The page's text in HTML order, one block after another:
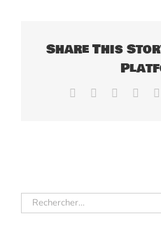
Share This
Facebook Reddit
Rechercher: